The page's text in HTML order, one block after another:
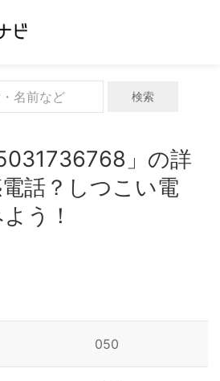
検索
」の詳
話？しつこい電
う！
050